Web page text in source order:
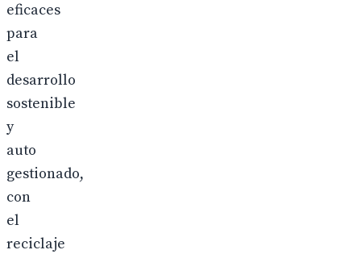
eficaces
para
el
desarrollo
sostenible
y
auto
gestionado,
con
el
reciclaje